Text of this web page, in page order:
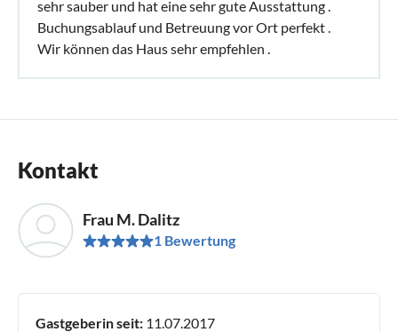
sehr sauber und hat eine sehr gute Ausstattung .
Buchungsablauf und Betreuung vor Ort perfekt .
Wir können das Haus sehr empfehlen .
Kontakt
Frau M. Dalitz
1 Bewertung
Gastgeberin seit: 11.07.2017